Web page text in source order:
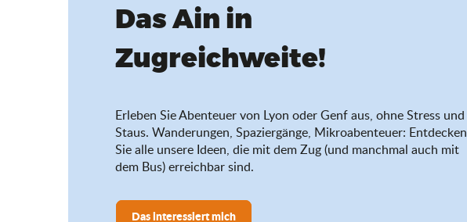
Das Ain in
Zugreichweite!
Erleben Sie Abenteuer von Lyon oder Genf aus, ohne Stress und
Staus. Wanderungen, Spaziergänge, Mikroabenteuer: Entdecken
Sie alle unsere Ideen, die mit dem Zug (und manchmal auch mit
dem Bus) erreichbar sind.
Das interessiert mich